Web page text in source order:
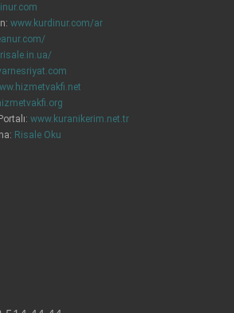
www.kurdinur.com/ar
www.kuranikerim.net.tr
Risale Oku